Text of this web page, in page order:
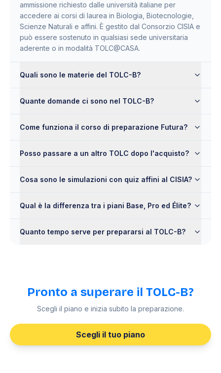
ammissione richiesto dalle università italiane per
accedere ai corsi di laurea in Biologia, Biotecnologie,
Scienze Naturali e affini. È gestito dal Consorzio CISIA e
può essere sostenuto in qualsiasi sede universitaria
aderente o in modalità TOLC@CASA.
Quali sono le materie del TOLC-B?
Quante domande ci sono nel TOLC-B?
Come funziona il corso di preparazione Futura?
Posso passare a un altro TOLC dopo l'acquisto?
Cosa sono le simulazioni con quiz affini al CISIA?
Qual è la differenza tra i piani Base, Pro ed Élite?
Quanto tempo serve per prepararsi al TOLC-B?
Pronto a superare il TOLC-B?
Scegli il piano e inizia subito la preparazione.
Scegli il tuo piano